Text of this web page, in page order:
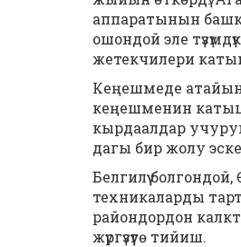
аппаратынын
ошондой эле
жетекчилери
Кеңешмеде
кеңешменин
кырдаалдар
дагы бир жолу
Белгилүү
техникаларды
райондордон
жүргүзүүгө тийиш.